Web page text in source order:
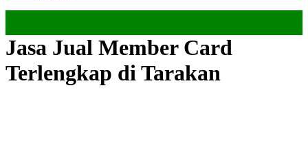
Jasa Jual Member Card
Terlengkap di Tarakan